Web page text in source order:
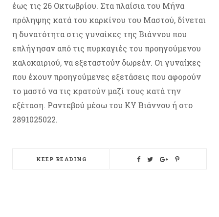
έως τις 26 Οκτωβρίου. Στα πλαίσια του Μήνα
πρόληψης κατά του καρκίνου του Μαστού, δίνεται
η δυνατότητα στις γυναίκες της Βιάννου που
επλήγησαν από τις πυρκαγιές του προηγούμενου
καλοκαιριού, να εξεταστούν δωρεάν. Οι γυναίκες
που έχουν προηγούμενες εξετάσεις που αφορούν
το μαστό να τις κρατούν μαζί τους κατά την
εξέταση. Ραντεβού μέσω του ΚΥ Βιάννου ή στο
2891025022.
KEEP READING